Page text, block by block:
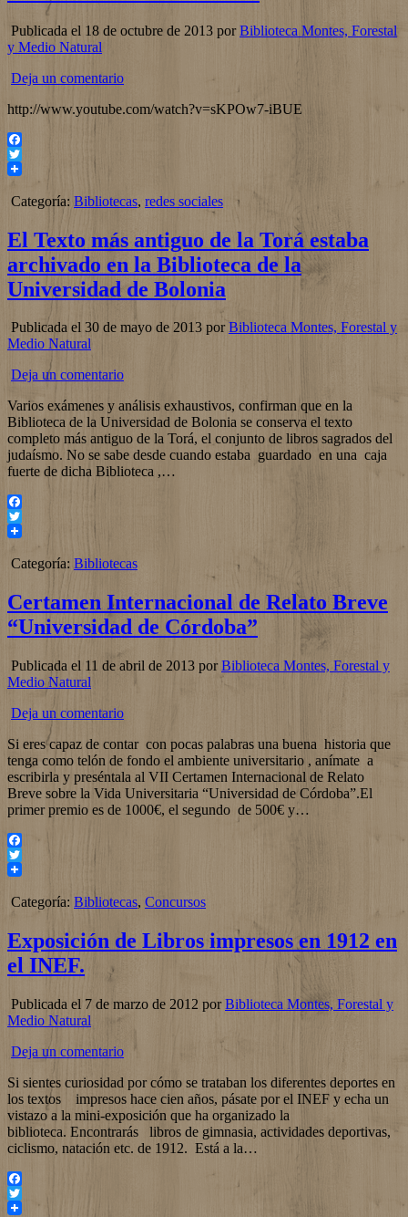
Publicada el 18 de octubre de 2013 porBiblioteca Montes, Forestal
y Medio Natural
Deja un comentario
http://www.youtube.com/watch?v=sKPOw7-iBUE
Facebook
Twitter
Categoría: Bibliotecas, redes sociales
El Texto más antiguo de la Torá estaba
archivado en la Biblioteca de la
Universidad de Bolonia
Publicada el 30 de mayo de 2013 porBiblioteca Montes, Forestal y
Medio Natural
Deja un comentario
Varios exámenes y análisis exhaustivos, confirman que en la
Biblioteca de la Universidad de Bolonia se conserva el texto
completo más antiguo de la Torá, el conjunto de libros sagrados del
judaísmo. No se sabe desde cuando estaba guardado en una caja
fuerte de dicha Biblioteca ,…
Facebook
Twitter
Categoría: Bibliotecas
Certamen Internacional de Relato Breve
“Universidad de Córdoba”
Publicada el 11 de abril de 2013 porBiblioteca Montes, Forestal y
Medio Natural
Deja un comentario
Si eres capaz de contar con pocas palabras una buena historia que
tenga como telón de fondo el ambiente universitario , anímate a
escribirla y preséntala al VII Certamen Internacional de Relato
Breve sobre la Vida Universitaria “Universidad de Córdoba”.El
primer premio es de 1000€, el segundo de 500€ y…
Facebook
Twitter
Categoría: Bibliotecas, Concursos
Exposición de Libros impresos en 1912 en
el INEF.
Publicada el 7 de marzo de 2012 porBiblioteca Montes, Forestal y
Medio Natural
Deja un comentario
Si sientes curiosidad por cómo se trataban los diferentes deportes en
los textos impresos hace cien años, pásate por el INEF y echa un
vistazo a la mini-exposición que ha organizado la
biblioteca. Encontrarás libros de gimnasia, actividades deportivas,
ciclismo, natación etc. de 1912. Está a la…
Facebook
Twitter